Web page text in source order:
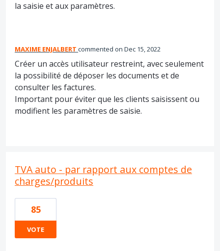
la saisie et aux paramètres.
MAXIME ENJALBERT commented Dec 15, 2022
Créer un accès utilisateur restreint, avec seulement
la possibilité de déposer les documents et de
consulter les factures.
Important pour éviter que les clients saisissent ou
modifient les paramètres de saisie.
TVA auto - par rapport aux comptes de
charges/produits
85
VOTE